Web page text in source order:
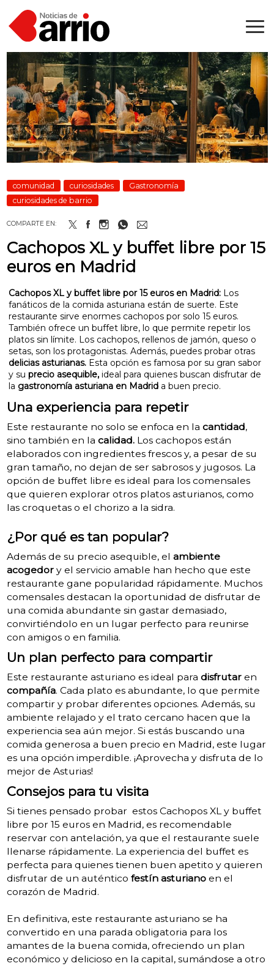
comunidad curiosidades
Gastronomía
curiosidades de barrio
COMPARTE EN:
Cachopos XL y buffet libre por 15
euros en Madrid
Cachopos XL y buffet libre por 15 euros en Madrid: Los
fanáticos de la comida asturiana están de suerte. Este
restaurante sirve enormes cachopos por solo 15 euros.
También ofrece un buffet libre, lo que permite repetir los
platos sin límite. Los cachopos, rellenos de jamón, queso o
setas, son los protagonistas. Además, puedes probar otras
delicias asturianas. Esta opción es famosa por su gran sabor
y su precio asequible, ideal para quienes buscan disfrutar de
la gastronomía asturiana en Madrid a buen precio.
Una experiencia para repetir
Este restaurante no solo se enfoca en la cantidad,
sino también en la calidad.Los cachopos están
elaborados con ingredientes frescos y, a pesar de su
gran tamaño, no dejan de ser sabrosos y jugosos. La
opción de buffet libre es ideal para los comensales
que quieren explorar otros platos asturianos, como
las croquetas o el chorizo a la sidra.
¿Por qué es tan popular?
Además de su precio asequible, el ambiente
acogedory el servicio amable han hecho que este
restaurante gane popularidad rápidamente. Muchos
comensales destacan la oportunidad de disfrutar de
una comida abundante sin gastar demasiado,
convirtiéndolo en un lugar perfecto para reunirse
con amigos o en familia.
Un plan perfecto para compartir
Este restaurante asturiano es ideal para disfrutaren
compañía. Cada plato es abundante, lo que permite
compartir y probar diferentes opciones. Además, su
ambiente relajado y el trato cercano hacen que la
experiencia sea aún mejor. Si estás buscando una
comida generosa a buen precio en Madrid, este lugar
es una opción imperdible. ¡Aprovecha y disfruta de lo
mejor de Asturias!
Consejos para tu visita
Si tienes pensado probar estos Cachopos XL y buffet
libre por 15 euros en Madrid, es recomendable
reservar con antelación, ya que el restaurante suele
llenarse rápidamente. La experiencia del buffet es
perfecta para quienes tienen buen apetito y quieren
disfrutar de un auténtico festín asturianoen el
corazón de Madrid.
En definitiva, este restaurante asturiano se ha
convertido en una parada obligatoria para los
amantes de la buena comida, ofreciendo un plan
económico y delicioso en la capital, sumándose a otro